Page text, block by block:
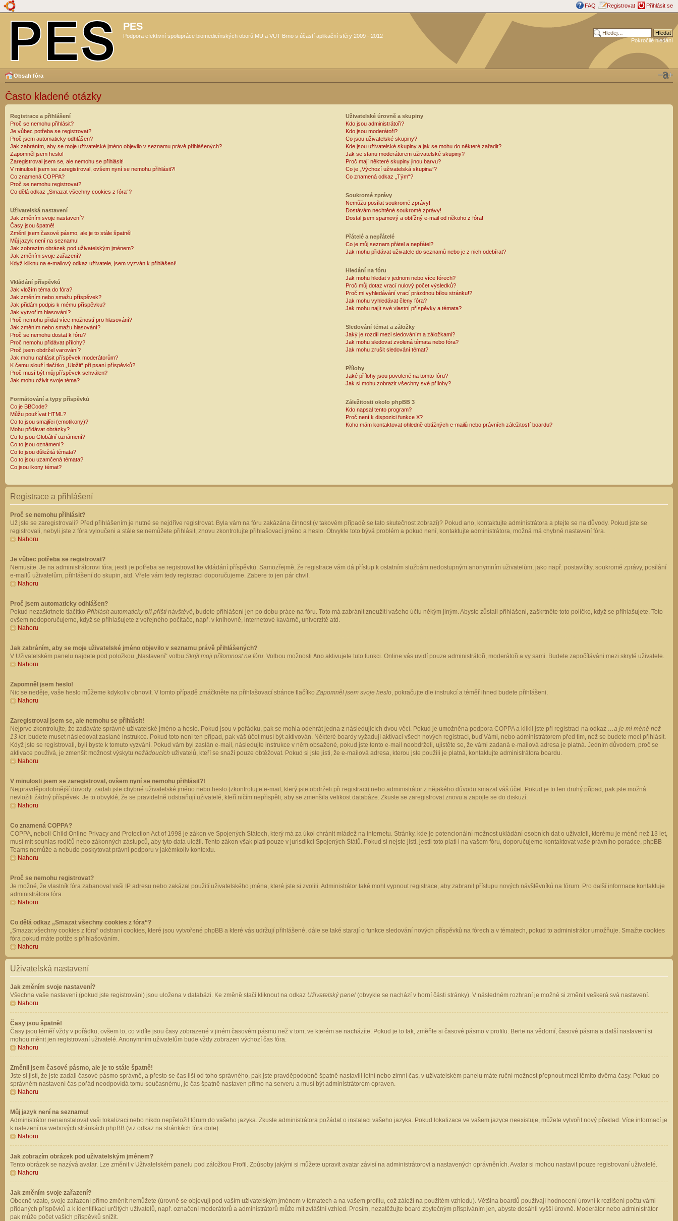
FAQ Registrovat Přihlásit se
PES
Podpora efektivní spolupráce biomedicínských oborů MU a VUT Brno s účastí aplikační sféry 2009 - 2012
Pokročilé hledání
Obsah fóra
Často kladené otázky
Registrace a přihlášení
Proč se nemohu přihlásit?
Je vůbec potřeba se registrovat?
Proč jsem automaticky odhlášen?
Jak zabráním, aby se moje uživatelské jméno objevilo v seznamu právě přihlášených?
Zapomněl jsem heslo!
Zaregistroval jsem se, ale nemohu se přihlásit!
V minulosti jsem se zaregistroval, ovšem nyní se nemohu přihlásit?!
Co znamená COPPA?
Proč se nemohu registrovat?
Co dělá odkaz „Smazat všechny cookies z fóra“?
Uživatelská nastavení
Jak změním svoje nastavení?
Časy jsou špatně!
Změnil jsem časové pásmo, ale je to stále špatně!
Můj jazyk není na seznamu!
Jak zobrazím obrázek pod uživatelským jménem?
Jak změním svoje zařazení?
Když kliknu na e-mailový odkaz uživatele, jsem vyzván k přihlášení!
Vkládání příspěvků
Jak vložím téma do fóra?
Jak změním nebo smažu příspěvek?
Jak přidám podpis k mému příspěvku?
Jak vytvořím hlasování?
Proč nemohu přidat více možností pro hlasování?
Jak změním nebo smažu hlasování?
Proč se nemohu dostat k fóru?
Proč nemohu přidávat přílohy?
Proč jsem obdržel varování?
Jak mohu nahlásit příspěvek moderátorům?
K čemu slouží tlačítko „Uložit“ při psaní příspěvků?
Proč musí být můj příspěvek schválen?
Jak mohu oživit svoje téma?
Formátování a typy příspěvků
Co je BBCode?
Můžu používat HTML?
Co to jsou smajlíci (emotikony)?
Mohu přidávat obrázky?
Co to jsou Globální oznámení?
Co to jsou oznámení?
Co to jsou důležitá témata?
Co to jsou uzamčená témata?
Co jsou ikony témat?
Uživatelské úrovně a skupiny
Kdo jsou administrátoři?
Kdo jsou moderátoři?
Co jsou uživatelské skupiny?
Kde jsou uživatelské skupiny a jak se mohu do některé zařadit?
Jak se stanu moderátorem uživatelské skupiny?
Proč mají některé skupiny jinou barvu?
Co je „Výchozí uživatelská skupina“?
Co znamená odkaz „Tým“?
Soukromé zprávy
Nemůžu posílat soukromé zprávy!
Dostávám nechtěné soukromé zprávy!
Dostal jsem spamový a obtížný e-mail od někoho z fóra!
Přátelé a nepřátelé
Co je můj seznam přátel a nepřátel?
Jak mohu přidávat uživatele do seznamů nebo je z nich odebírat?
Hledání na fóru
Jak mohu hledat v jednom nebo více fórech?
Proč můj dotaz vrací nulový počet výsledků?
Proč mi vyhledávání vrací prázdnou bílou stránku!?
Jak mohu vyhledávat členy fóra?
Jak mohu najít své vlastní příspěvky a témata?
Sledování témat a záložky
Jaký je rozdíl mezi sledováním a záložkami?
Jak mohu sledovat zvolená témata nebo fóra?
Jak mohu zrušit sledování témat?
Přílohy
Jaké přílohy jsou povolené na tomto fóru?
Jak si mohu zobrazit všechny své přílohy?
Záležitosti okolo phpBB 3
Kdo napsal tento program?
Proč není k dispozici funkce X?
Koho mám kontaktovat ohledně obtížných e-mailů nebo právních záležitostí boardu?
Registrace a přihlášení
Proč se nemohu přihlásit?
Už jste se zaregistrovali? Před přihlášením je nutné se nejdříve registrovat. Byla vám na fóru zakázána činnost (v takovém případě se tato skutečnost zobrazí)? Pokud ano, kontaktujte administrátora a ptejte se na důvody. Pokud jste se
registrovali, nebyli jste z fóra vyloučeni a stále se nemůžete přihlásit, znovu zkontrolujte přihlašovací jméno a heslo. Obvykle toto bývá problém a pokud není, kontaktujte administrátora, možná má chybné nastavení fóra.
Nahoru
Je vůbec potřeba se registrovat?
Nemusíte. Je na administrátorovi fóra, jestli je potřeba se registrovat ke vkládání příspěvků. Samozřejmě, že registrace vám dá přístup k ostatním službám nedostupným anonymním uživatelům, jako např. postavičky, soukromé zprávy, posílání
e-mailů uživatelům, přihlášení do skupin, atd. Vřele vám tedy registraci doporučujeme. Zabere to jen pár chvil.
Nahoru
Proč jsem automaticky odhlášen?
Pokud nezaškrtnete tlačítko Přihlásit automaticky při příští návštěvě, budete přihlášeni jen po dobu práce na fóru. Toto má zabránit zneužití vašeho účtu někým jiným. Abyste zůstali přihlášeni, zaškrtněte toto políčko, když se přihlašujete. Toto
ovšem nedoporučujeme, když se přihlašujete z veřejného počítače, např. v knihovně, internetové kavárně, univerzitě atd.
Nahoru
Jak zabráním, aby se moje uživatelské jméno objevilo v seznamu právě přihlášených?
V Uživatelském panelu najdete pod položkou „Nastavení“ volbu Skrýt moji přítomnost na fóru. Volbou možnosti Ano aktivujete tuto funkci. Online vás uvidí pouze administrátoři, moderátoři a vy sami. Budete započítáváni mezi skryté uživatele.
Nahoru
Zapomněl jsem heslo!
Nic se neděje, vaše heslo můžeme kdykoliv obnovit. V tomto případě zmáčkněte na přihlašovací stránce tlačítko Zapomněl jsem svoje heslo, pokračujte dle instrukcí a téměř ihned budete přihlášeni.
Nahoru
Zaregistroval jsem se, ale nemohu se přihlásit!
Nejprve zkontrolujte, že zadáváte správné uživatelské jméno a heslo. Pokud jsou v pořádku, pak se mohla odehrát jedna z následujících dvou věcí. Pokud je umožněna podpora COPPA a klikli jste při registraci na odkaz …a je mi méně než
13 let, budete muset následovat zaslané instrukce. Pokud toto není ten případ, pak váš účet musí být aktivován. Některé boardy vyžadují aktivaci všech nových registrací, buď Vámi, nebo administrátorem před tím, než se budete moci přihlásit.
Když jste se registrovali, byli byste k tomuto vyzváni. Pokud vám byl zaslán e-mail, následujte instrukce v něm obsažené, pokud jste tento e-mail neobdrželi, ujistěte se, že vámi zadaná e-mailová adresa je platná. Jedním důvodem, proč se
aktivace používá, je zmenšit možnost výskytu nežádoucích uživatelů, kteří se snaží pouze obtěžovat. Pokud si jste jisti, že e-mailová adresa, kterou jste použili je platná, kontaktujte administrátora boardu.
Nahoru
V minulosti jsem se zaregistroval, ovšem nyní se nemohu přihlásit?!
Nejpravděpodobnější důvody: zadali jste chybné uživatelské jméno nebo heslo (zkontrolujte e-mail, který jste obdrželi při registraci) nebo administrátor z nějakého důvodu smazal váš účet. Pokud je to ten druhý případ, pak jste možná
nevložili žádný příspěvek. Je to obvyklé, že se pravidelně odstraňují uživatelé, kteří ničím nepřispěli, aby se zmenšila velikost databáze. Zkuste se zaregistrovat znovu a zapojte se do diskuzí.
Nahoru
Co znamená COPPA?
COPPA, neboli Child Online Privacy and Protection Act of 1998 je zákon ve Spojených Státech, který má za úkol chránit mládež na internetu. Stránky, kde je potencionální možnost ukládání osobních dat o uživateli, kterému je méně než 13 let,
musí mít souhlas rodičů nebo zákonných zástupců, aby tyto data uložil. Tento zákon však platí pouze v jurisdikci Spojených Států. Pokud si nejste jisti, jestli toto platí i na vašem fóru, doporučujeme kontaktovat vaše právního poradce, phpBB
Teams nemůže a nebude poskytovat právni podporu v jakémkoliv kontextu.
Nahoru
Proč se nemohu registrovat?
Je možné, že vlastník fóra zabanoval vaši IP adresu nebo zakázal použití uživatelského jména, které jste si zvolili. Administrátor také mohl vypnout registrace, aby zabranil přístupu nových návštěvníků na fórum. Pro další informace kontaktuje
administrátora fóra.
Nahoru
Co dělá odkaz „Smazat všechny cookies z fóra“?
„Smazat všechny cookies z fóra“ odstraní cookies, které jsou vytvořené phpBB a které vás udržují přihlášené, dále se také starají o funkce sledování nových příspěvků na fórech a v tématech, pokud to administrátor umožňuje. Smažte cookies
fóra pokud máte potíže s přihlašováním.
Nahoru
Uživatelská nastavení
Jak změním svoje nastavení?
Všechna vaše nastavení (pokud jste registrováni) jsou uložena v databázi. Ke změně stačí kliknout na odkaz Uživatelský panel (obvykle se nachází v horní části stránky). V následném rozhraní je možné si změnit veškerá svá nastavení.
Nahoru
Časy jsou špatně!
Časy jsou téměř vždy v pořádku, ovšem to, co vidíte jsou časy zobrazené v jiném časovém pásmu než v tom, ve kterém se nacházíte. Pokud je to tak, změňte si časové pásmo v profilu. Berte na vědomí, časové pásma a další nastavení si
mohou měnit jen registrovaní uživatelé. Anonymním uživatelům bude vždy zobrazen výchozí čas fóra.
Nahoru
Změnil jsem časové pásmo, ale je to stále špatně!
Jste si jisti, že jste zadali časové pásmo správně, a přesto se čas liší od toho správného, pak jste pravděpodobně špatně nastavili letní nebo zimní čas, v uživatelském panelu máte ruční možnost přepnout mezi těmito dvěma časy. Pokud po
správném nastavení čas pořád neodpovídá tomu současnému, je čas špatně nastaven přímo na serveru a musí být administrátorem opraven.
Nahoru
Můj jazyk není na seznamu!
Administrátor nenainstaloval vaši lokalizaci nebo nikdo nepřeložil fórum do vašeho jazyka. Zkuste administrátora požádat o instalaci vašeho jazyka. Pokud lokalizace ve vašem jazyce neexistuje, můžete vytvořit nový překlad. Více informací je
k nalezení na webových stránkách phpBB (viz odkaz na stránkách fóra dole).
Nahoru
Jak zobrazím obrázek pod uživatelským jménem?
Tento obrázek se nazývá avatar. Lze změnit v Uživatelském panelu pod záložkou Profil. Způsoby jakými si můžete upravit avatar závisí na administrátorovi a nastavených oprávněních. Avatar si mohou nastavit pouze registrovaní uživatelé.
Nahoru
Jak změním svoje zařazení?
Obecně vzato, svoje zařazení přímo změnit nemůžete (úrovně se objevují pod vaším uživatelským jménem v tématech a na vašem profilu, což záleží na použitém vzhledu). Většina boardů používají hodnocení úrovní k rozlišení počtu vámi
přidaných příspěvků a k identifikaci určitých uživatelů, např. označení moderátorů a administrátorů může mít zvláštní vzhled. Prosím, nezatěžujte board zbytečným přispíváním jen, abyste dosáhli vyšší úrovně. Moderátor nebo administrátor
pak může počet vašich příspěvků snížit.